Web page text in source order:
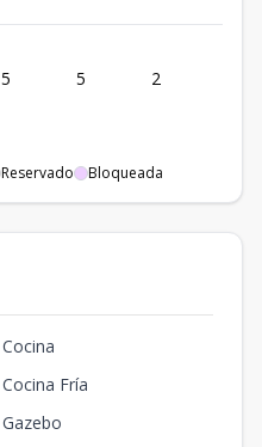
5 5 2
Reservado Bloqueada
Cocina
Cocina Fría
Gazebo